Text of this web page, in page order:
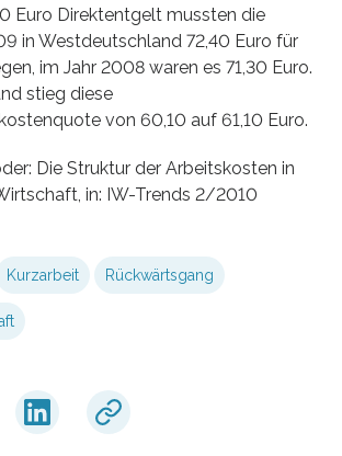
Euro Direktentgelt mussten die
in Westdeutschland 72,40 Euro für
im Jahr 2008 waren es 71,30 Euro.
stieg diese
von 60,10 auf 61,10 Euro.
Die Struktur der Arbeitskosten in
in: IW-Trends 2/2010
Kurzarbeit Rückwärtsgang